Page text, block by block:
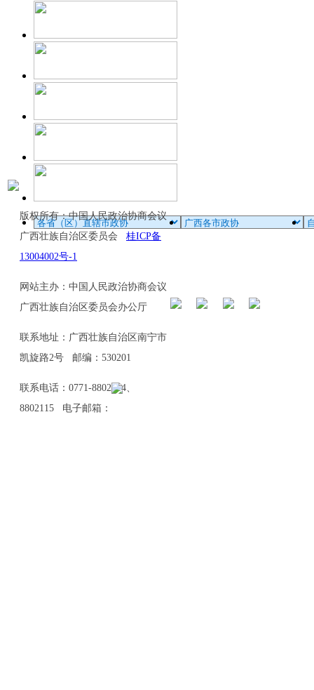
版权所有：中国人民政治协商会议
广西壮族自治区委员会 桂ICP备
13004002号-1
网站主办：中国人民政治协商会议
广西壮族自治区委员会办公厅
联系地址：广西壮族自治区南宁市
凯旋路2号 邮编：530201
联系电话：0771-8802114、
8802115 电子邮箱：